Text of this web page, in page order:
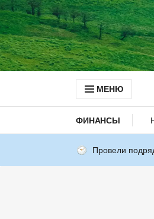
МЕНЮ
ФИНАНСЫ
Провели